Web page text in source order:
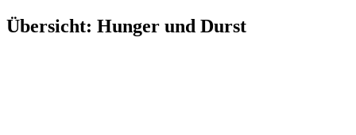
Übersicht: Hunger und Durst